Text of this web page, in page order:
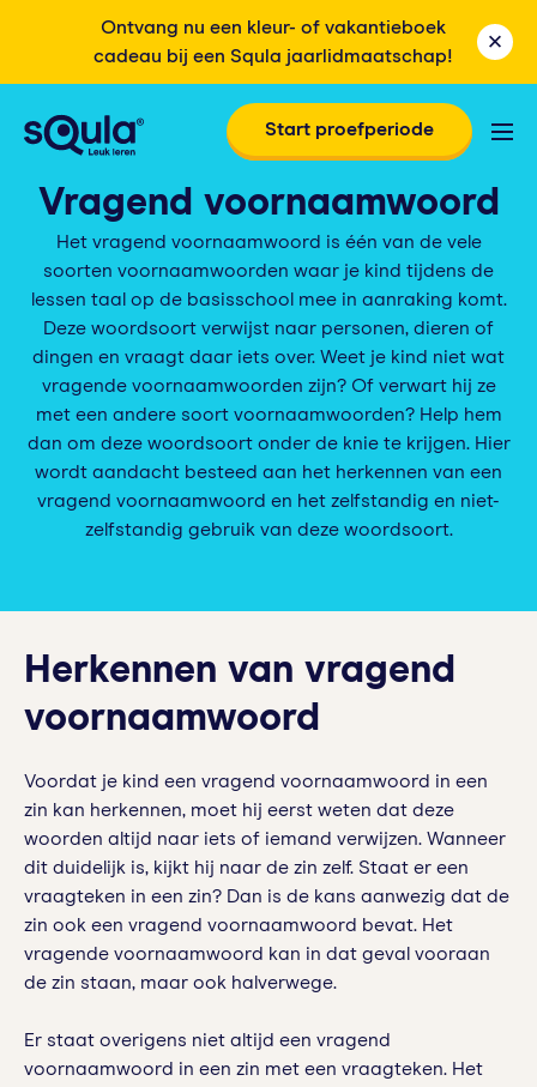
Ontvang nu een kleur- of vakantieboek
cadeau bij een Squla jaarlidmaatschap!
Start proefperiode
Vragend voornaamwoord
Het vragend voornaamwoord is één van de vele
soorten voornaamwoorden waar je kind tijdens de
lessen taal op de basisschool mee in aanraking komt.
Deze woordsoort verwijst naar personen, dieren of
dingen en vraagt daar iets over. Weet je kind niet wat
vragende voornaamwoorden zijn? Of verwart hij ze
met een andere soort voornaamwoorden? Help hem
dan om deze woordsoort onder de knie te krijgen. Hier
wordt aandacht besteed aan het herkennen van een
vragend voornaamwoord en het zelfstandig en niet-
zelfstandig gebruik van deze woordsoort.
Herkennen van vragend
voornaamwoord
Voordat je kind een vragend voornaamwoord in een
zin kan herkennen, moet hij eerst weten dat deze
woorden altijd naar iets of iemand verwijzen. Wanneer
dit duidelijk is, kijkt hij naar de zin zelf. Staat er een
vraagteken in een zin? Dan is de kans aanwezig dat de
zin ook een vragend voornaamwoord bevat. Het
vragende voornaamwoord kan in dat geval vooraan
de zin staan, maar ook halverwege.
Er staat overigens niet altijd een vragend
voornaamwoord in een zin met een vraagteken. Het